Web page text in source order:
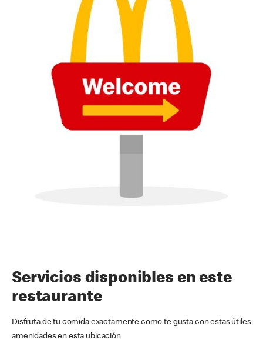
Servicios disponibles en este
restaurante
Disfruta de tu comida exactamente como te gusta con estas útiles
amenidades en esta ubicación